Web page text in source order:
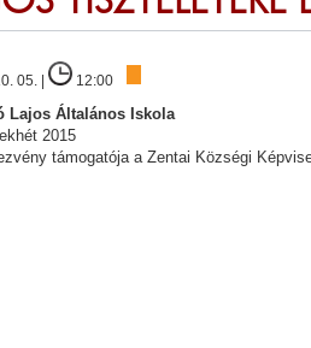
05. | 12:00
Lajos Általános Iskola
2015
támogatója a Zentai Községi